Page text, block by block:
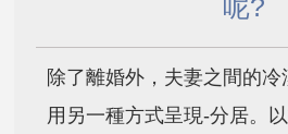
呢?
除了離婚外，夫妻之間的
用另一種方式呈現-分居。